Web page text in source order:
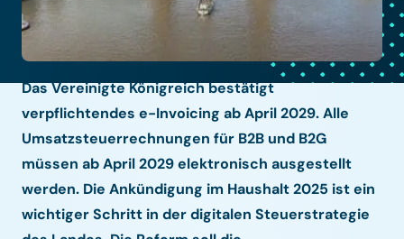
Das Vereinigte Königreich bestätigt
verpflichtendes e-Invoicing ab April 2029. Alle
Umsatzsteuerrechnungen für B2B und B2G
müssen ab April 2029 elektronisch ausgestellt
werden. Die Ankündigung im Haushalt 2025 ist ein
wichtiger Schritt in der digitalen Steuerstrategie